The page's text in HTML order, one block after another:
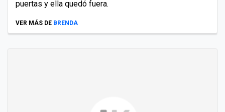
puertas y ella quedó fuera.
VER MÁS DE BRENDA